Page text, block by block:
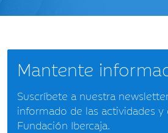
Mantente
Suscríbete a nuestra
informado de las actividades y
Fundación Ibercaja.